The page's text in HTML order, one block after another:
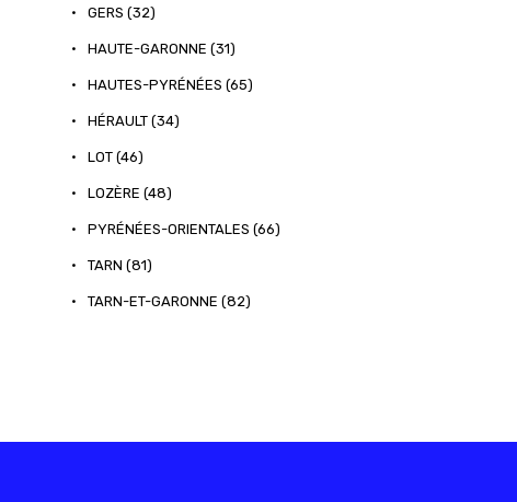
• GERS (32)
• HAUTE-GARONNE (31)
• HAUTES-PYRÉNÉES (65)
• HÉRAULT (34)
• LOT (46)
• LOZÈRE (48)
• PYRÉNÉES-ORIENTALES (66)
• TARN (81)
• TARN-ET-GARONNE (82)